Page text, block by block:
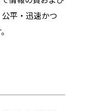
平・迅速かつ